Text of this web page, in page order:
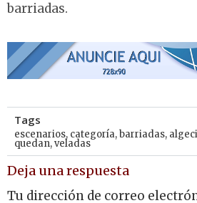
barriadas.
Tags
escenarios, categoría,barriadas,
quedan,veladas
Deja una respuesta
Tu dirección de correo